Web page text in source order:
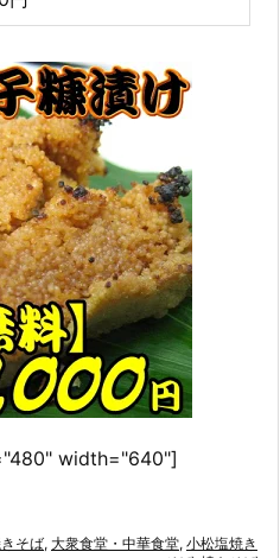
width="640"]
そば, 大衆食堂・中華食堂, 小松塩焼き